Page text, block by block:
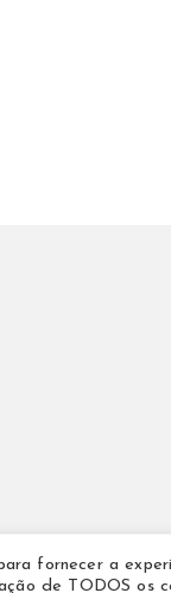
fornecer a
de TODOS os